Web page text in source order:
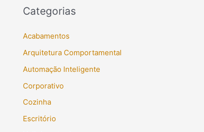
Categorias
Acabamentos
Arquitetura Comportamental
Automação Inteligente
Corporativo
Cozinha
Escritório